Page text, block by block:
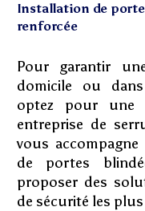
Installation de
renforcée
Pour garantir
domicile ou
optez pour une
entreprise de
vous
de portes
proposer des
de sécurité les